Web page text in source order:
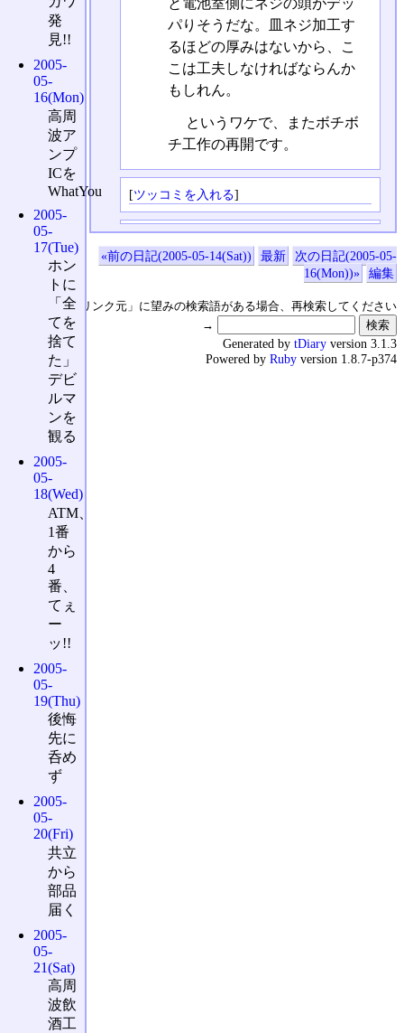
と電池室側にネジの頭がデッ
パりそうだな。皿ネジ加工す
るほどの厚みはないから、こ
こは工夫しなければならんか
もしれん。
というワケで、またボチボ
チ工作の再開です。
[ツッコミを入れる]
«前の日記(2005-05-14(Sat)) 最新
次の日記(2005-05-
16(Mon))»
編集
↑の「本日のリンク元」に望みの検索語がある場合、再検索してください
→
発
見!!
2005-
05-
16(Mon)
高周
波ア
ンプ
ICを
WhatYou
2005-
05-
17(Tue)
ホン
トに
「全
てを
捨て
た」
デビ
ルマ
ンを
観る
2005-
05-
18(Wed)
ATM、
1番
から
4
番、
てぇ
ー
ッ!!
2005-
05-
19(Thu)
後悔
先に
呑め
ず
2005-
05-
20(Fri)
共立
から
部品
届く
2005-
05-
21(Sat)
高周
波飲
酒工
Generated by tDiary version 3.1.3
Powered by Ruby version 1.8.7-p374